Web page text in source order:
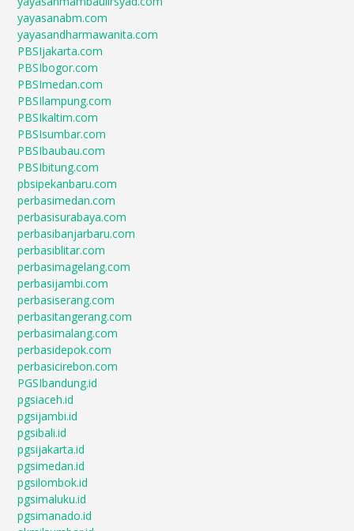
yayasanabm.com
yayasandharmawanita.com
PBSIjakarta.com
PBSIbogor.com
PBSImedan.com
PBSIlampung.com
PBSIkaltim.com
PBSIsumbar.com
PBSIbaubau.com
PBSIbitung.com
pbsipekanbaru.com
perbasimedan.com
perbasisurabaya.com
perbasibanjarbaru.com
perbasiblitar.com
perbasimagelang.com
perbasijambi.com
perbasiserang.com
perbasitangerang.com
perbasimalang.com
perbasidepok.com
perbasicirebon.com
PGSIbandung.id
pgsiaceh.id
pgsijambi.id
pgsibali.id
pgsijakarta.id
pgsimedan.id
pgsilombok.id
pgsimaluku.id
pgsimanado.id